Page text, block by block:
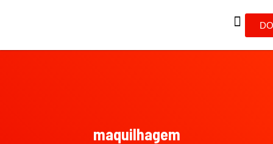
maquilhagem